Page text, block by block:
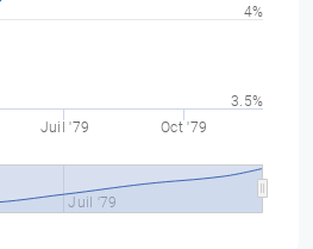
Juil '79 Oct '79
Juil '79
3.5%
4%